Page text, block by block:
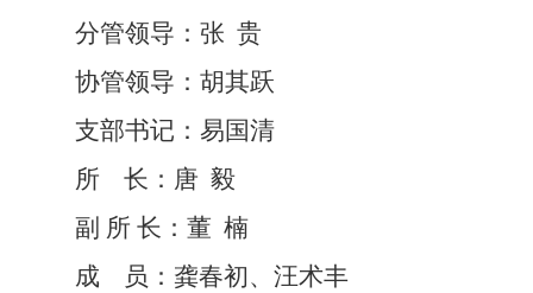
分管领导： 张 贵
协管领导：胡其跃
支部书记 ： 易国清
所
长 ： 唐 毅
副 所 长 ： 董 楠
成
员： 龚春初、汪术丰